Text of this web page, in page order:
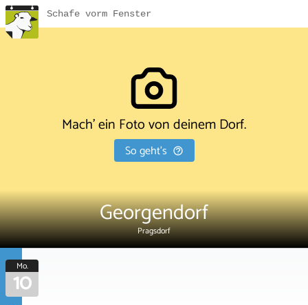
Schafe vorm Fenster
Mach' ein Foto von deinem Dorf.
So geht's
Georgendorf
Pragsdorf
Mo.
10